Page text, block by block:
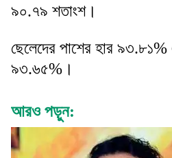
৯০.৭৯ শতাংশ।
ছেলেদের পাশের হার ৯৩.৮১%
৯৩.৬৫%।
আরও পড়ুন: